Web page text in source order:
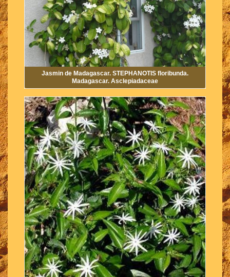
Jasmin de Madagascar. STEPHANOTIS floribunda.
Madagascar. Asclepiadaceae